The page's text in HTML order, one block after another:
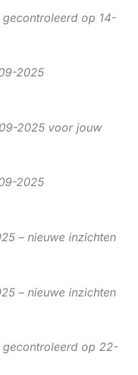
op 14-
2025
2025 voor jouw
2025
– nieuwe inzichten
– nieuwe inzichten
gecontroleerd op 22-